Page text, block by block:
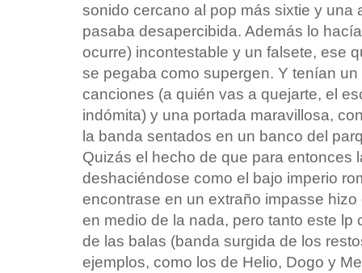
sonido cercano al pop más sixtie y una
pasaba desapercibida. Además lo
ocurre) incontestable y un falsete, ese
se pegaba como supergen. Y tenían
canciones (a quién vas a quejarte, el
indómita) y una portada maravillosa,
la banda sentados en un banco del
Quizás el hecho de que para entonces
deshaciéndose como el bajo imperio
encontrase en un extraño impasse
en medio de la nada, pero tanto este lp
de las balas (banda surgida de los
ejemplos, como los de Helio, Dogo y